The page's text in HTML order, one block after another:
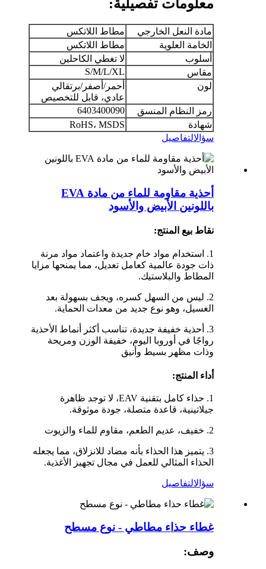
معلومات تفصيلية:
مادة النعل الخارجي
مطاط اللاتكس
الخامة العلوية
مطاط اللاتكس
أسلوب
لا تغطي الكاحلين
مقاس
S/M/L/XL
لون
أحمر/أصفر/برتقالي
عادي، قابل للتخصيص
رمز النظام المنسق
6403400090
شهادة
RoHS، MSDS
سؤالالتفاصيل
أحذية مقاومة للماء من مادة EVA
باللونين الأبيض والأسود
نقاط بيع المنتج:
1. استخدام مواد خام جديدة واعتماد مواد مرنة
ذات جودة عالمية كعامل تعديل، مما يمنحها مزايا
المطاط والبلاستيك.
2. ليس من السهل كسره، ويجف بسهولة بعد
الغسيل، وهو نوع جديد من معدات الحماية.
3. أحذية خفيفة جديدة، تناسب أكثر أنماط الأحذية
رواجًا في أوروبا اليوم، خفيفة الوزن ومريحة
وذات مظهر بسيط وأنيق
أداء المنتج:
1. حذاء كامل بتقنية EAV، لا توجد ظاهرة
جيلاتينية، قاعدة متصلة، جودة موثوقة.
2. خفيف، عديم الطعم، مقاوم للماء والزيوت
3. يتميز هذا الحذاء بأنه مضاد للانزلاق، مما يجعله
الحذاء المثالي للعمل في مجال تجهيز الأغذية.
سؤالالتفاصيل
غطاء حذاء مطاطي - نوع مسطح
وصف: